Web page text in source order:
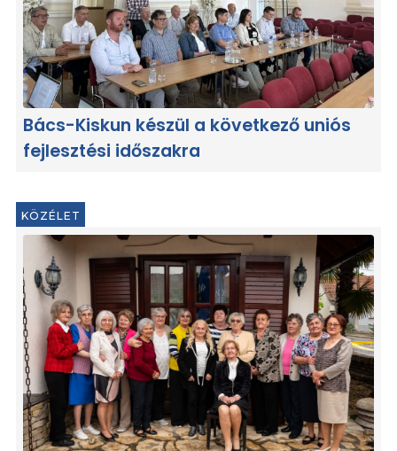
Bács-Kiskun készül a következő uniós
fejlesztési időszakra
KÖZÉLET